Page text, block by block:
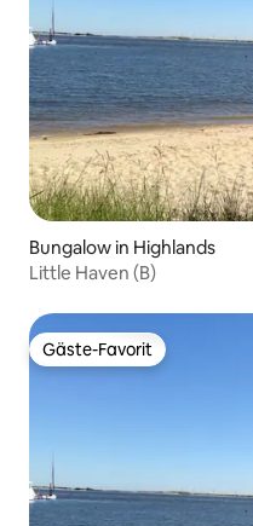
Bungalow in Highlands
Little Haven (B)
Gäste-Favorit
Gäste-Favorit